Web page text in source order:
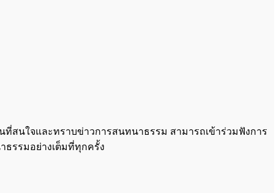
นใจและทราบข่าวการสนทนาธรรม สามารถเข้าร่วมฟังการ
รรมอย่างเต็มที่ทุกครั้ง